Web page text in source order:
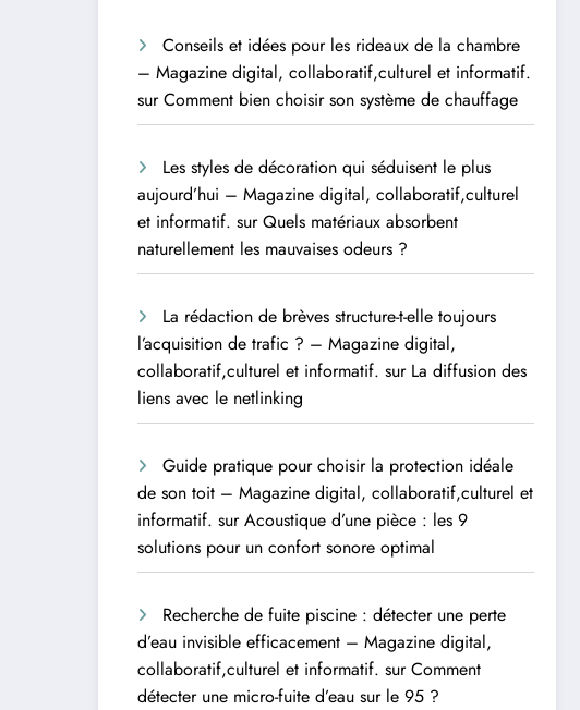
Conseils et idées pour les rideaux de la chambre
– Magazine digital, collaboratif,culturel et informatif.
surComment bien choisir son système de chauffage
Les styles de décoration qui séduisent le plus
aujourd’hui – Magazine digital, collaboratif,culturel
et informatif. surQuels matériaux absorbent
naturellement les mauvaises odeurs ?
La rédaction de brèves structure-t-elle toujours
l’acquisition de trafic ? – Magazine digital,
collaboratif,culturel et informatif. sur La diffusion des
liens avec le netlinking
Guide pratique pour choisir la protection idéale
de son toit – Magazine digital, collaboratif,culturel et
informatif. surAcoustique d’une pièce : les 9
solutions pour un confort sonore optimal
Recherche de fuite piscine : détecter une perte
d’eau invisible efficacement – Magazine digital,
collaboratif,culturel et informatif. surComment
détecter une micro-fuite d’eau sur le 95 ?